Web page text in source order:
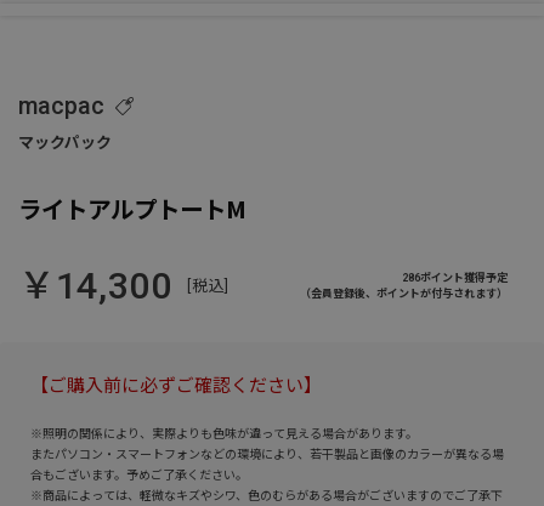
macpac
ライトアルプトートM
￥14,300 [税込]
286ポイント獲得予定
（会員登録後、ポイントが付与されます）
【ご購入前に必ずご確認ください】
※照明の関係により、実際よりも色味が違って見える場合があります。
またパソコン・スマートフォンなどの環境により、若干製品と画像のカラーが異なる場
合もございます。予めご了承ください。
※商品によっては、軽微なキズやシワ、色のむらがある場合がございますのでご了承下